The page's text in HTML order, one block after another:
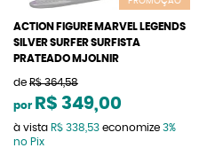
ACTION FIGURE MARVEL LEGENDS
SILVER SURFER SURFISTA
PRATEADO MJOLNIR
de R$ 364,58
por R$ 349,00
à vista R$ 338,53 economize 3%
no Pix